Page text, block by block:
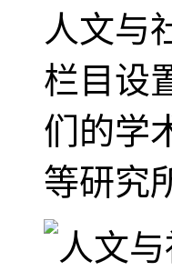
人文与
栏目设
们的学
等研究